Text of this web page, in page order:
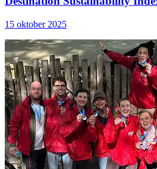
15 oktober 2025